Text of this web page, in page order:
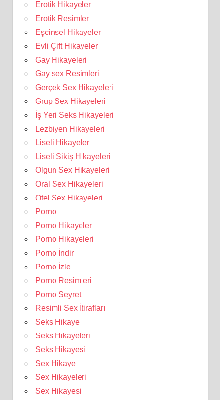
Erotik Hikayeler
Erotik Resimler
Eşcinsel Hikayeler
Evli Çift Hikayeler
Gay Hikayeleri
Gay sex Resimleri
Gerçek Sex Hikayeleri
Grup Sex Hikayeleri
İş Yeri Seks Hikayeleri
Lezbiyen Hikayeleri
Liseli Hikayeler
Liseli Sikiş Hikayeleri
Olgun Sex Hikayeleri
Oral Sex Hikayeleri
Otel Sex Hikayeleri
Porno
Porno Hikayeler
Porno Hikayeleri
Porno İndir
Porno İzle
Porno Resimleri
Porno Seyret
Resimli Sex İtirafları
Seks Hikaye
Seks Hikayeleri
Seks Hikayesi
Sex Hikaye
Sex Hikayeleri
Sex Hikayesi